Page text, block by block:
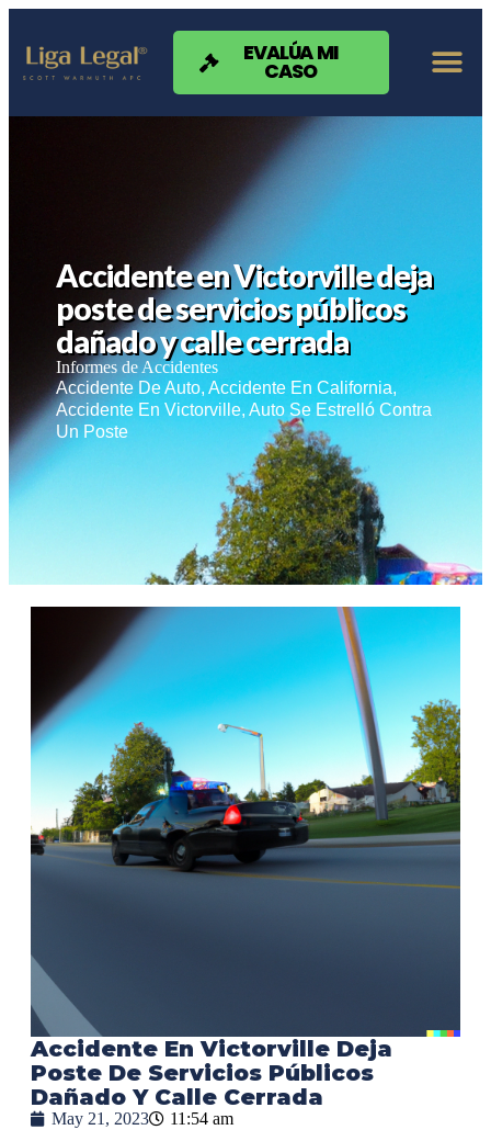
Nota:
sitio
web
EVALÚA MI
CASO
Accidente en Victorville deja
poste de servicios públicos
dañado y calle cerrada
Informes de Accidentes
Accidente De Auto,Accidente En California,
Accidente En Victorville,Auto Se Estrelló Contra
Un Poste
Accidente En Victorville Deja
Poste De Servicios Públicos
Dañado Y Calle Cerrada
May 21, 2023 11:54 am